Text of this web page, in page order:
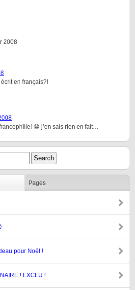
2008
en français?!
😀 j’en sais rien en fait…
Pages
pour Noël !
! EXCLU !